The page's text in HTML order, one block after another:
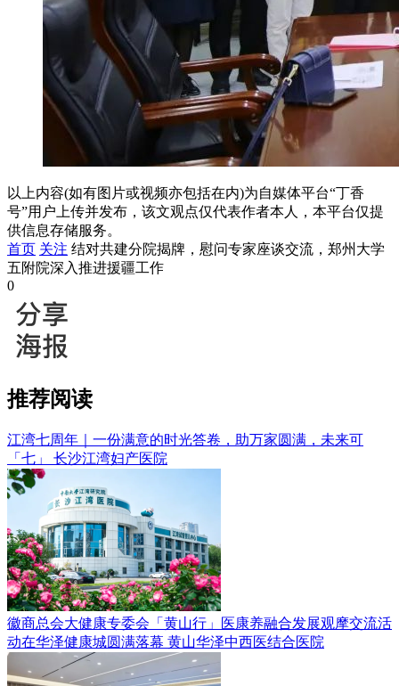
以上内容(如有图片或视频亦包括在内)为自媒体平台“丁香
号”用户上传并发布，该文观点仅代表作者本人，本平台仅提
供信息存储服务。
首页 关注 结对共建分院揭牌，慰问专家座谈交流，郑州大学
五附院深入推进援疆工作
0
推荐阅读
江湾七周年｜一份满意的时光答卷，助万家圆满，未来可
「七」 长沙江湾妇产医院
徽商总会大健康专委会「黄山行」医康养融合发展观摩交流活
动在华泽健康城圆满落幕 黄山华泽中西医结合医院